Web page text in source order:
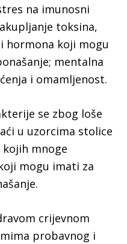
na imunosni
toksina,
hormona koji mogu
mentalna
i omamljenost.
se zbog loše
u uzorcima stolice
kojih mnoge
mogu imati za
crijevnom
probavnog i